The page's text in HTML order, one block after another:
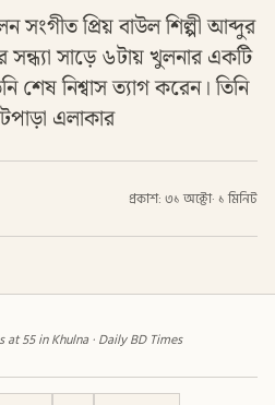
সংগীত প্রিয় বাউল শিল্পী আব্দুর
সাড়ে ৬টায় খুলনার একটি
শেষ নিশ্বাস ত্যাগ করেন। তিনি
এলাকার
প্রকাশ: ৩১ অক্টো· ১ মিনিট
55 in Khulna · Daily BD Times